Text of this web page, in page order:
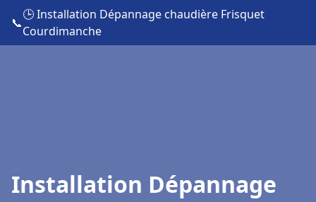
📞
🕒 Installation Dépannage chaudière Frisquet
Courdimanche
Installation Dépannage